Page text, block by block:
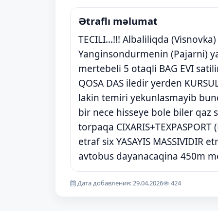
Ətraflı məlumat
TECILI...!!! Albaliliqda
Yanginsondurmenin (Pajarni)
mertebeli 5 otaqli BAG EVI
QOSA DAS iledir yerden
lakin temiri yekunlasmayib
bir nece hisseye bole biler qaz
torpaqa
etraf six YASAYIS MASSIVIDIR
avtobus dayanacaqina 450m
Дата добавления: 29.04.2026 424